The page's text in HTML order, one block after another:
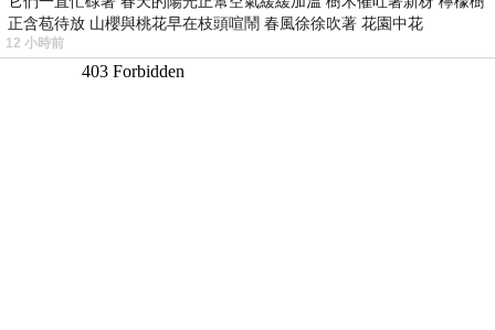
正含苞待放 山櫻與桃花早在枝頭喧鬧 春風徐徐吹著 花園中花
12 小時前